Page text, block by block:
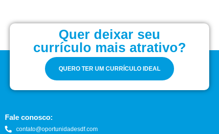
Quer deixar seu
currículo mais atrativo?
QUERO TER UM CURRÍCULO IDEAL
Fale conosco:
contato@oportunidadesdf.com